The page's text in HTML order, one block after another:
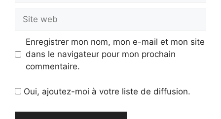
Site
web
Enregistrer mon nom, mon e-mail et mon site
dans le navigateur pour mon prochain
commentaire.
Oui, ajoutez-moi à votre liste de diffusion.